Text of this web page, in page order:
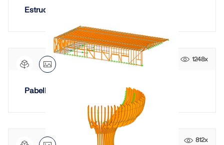
Estructura de nave de madera
1248x
Pabellón de madera en voladizo
812x